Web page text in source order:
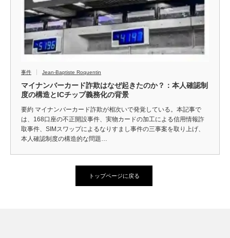
事件 Jean-Baptiste Roquentin
マイナンバーカード詐欺はなぜ起きたのか？：本人確認制
度の構造とICチップ義務化の背景
要約 マイナンバーカード詐欺が相次いで発覚している。本記事で
は、168口座の不正開設事件、実物カードの加工による信用情報詐
取事件、SIMスワップによるなりすまし事件の三事案を取り上げ、
本人確認制度の構造的な問題…
トップページに戻る